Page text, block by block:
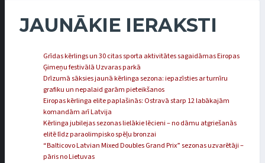
JAUNĀKIE IERAKSTI
Grīdas kērlings un 30 citas sporta aktivitātes sagaidāmas Eiropas
Ģimeņu festivālā Uzvaras parkā
Drīzumā sāksies jaunā kērlinga sezona: iepazīsties ar turnīru
grafiku un nepalaid garām pieteikšanos
Eiropas kērlinga elite paplašinās: Ostravā starp 12 labākajām
komandām arī Latvija
Kērlinga jubilejas sezonas lielākie lēcieni – no dāmu atgriešanās
elitē līdz paraolimpisko spēļu bronzai
“Balticovo Latvian Mixed Doubles Grand Prix” sezonas uzvarētāji –
pāris no Lietuvas